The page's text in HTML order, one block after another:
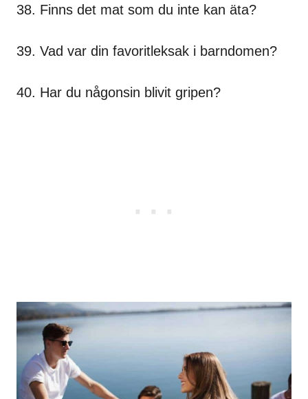
38. Finns det mat som du inte kan äta?
39. Vad var din favoritleksak i barndomen?
40. Har du någonsin blivit gripen?